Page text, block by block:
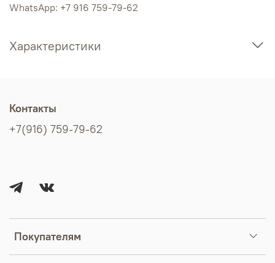
WhatsApp: +7 916 759-79-62
Характеристики
Покупателям
Контакты
+7(916) 759-79-62